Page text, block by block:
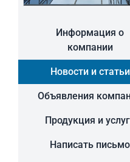
Информация о
компании
Новости и статьи
Объявления
Продукция и
Написать письмо